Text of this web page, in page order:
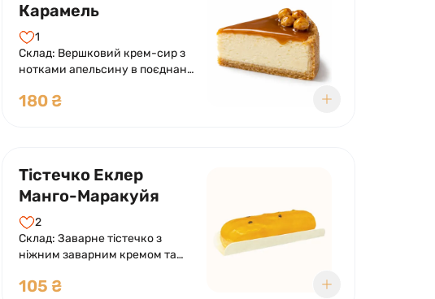
Карамель
1
Склад: Вершковий крем-сир з
нотками апельсину в поєднанні
та карамеллю.
180 ₴
Тістечко Еклер
Манго-Маракуйя
2
Склад: Заварне тістечко з
ніжним заварним кремом та
маракуї. Оформлено солодкою
105 ₴